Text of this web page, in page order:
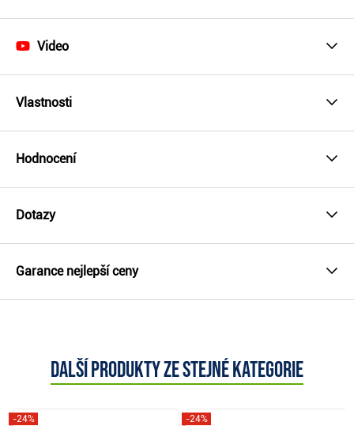
Video
Vlastnosti
Hodnocení
Dotazy
Garance nejlepší ceny
Další produkty ze stejné kategorie
-24% -24%